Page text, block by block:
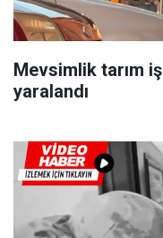
Mevsimlik tarım
yaralandı